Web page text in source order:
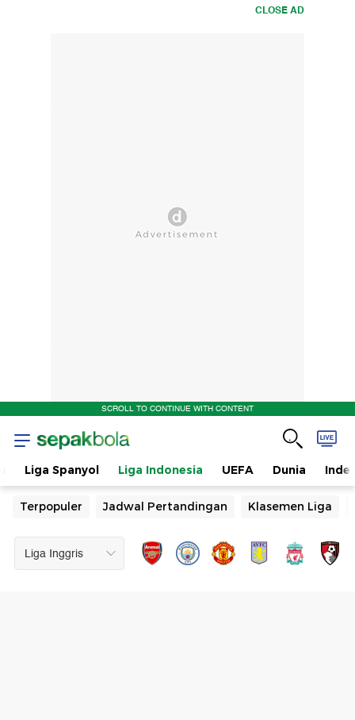
CLOSE AD
SCROLL TO CONTINUE WITH CONTENT
Liga Spanyol Liga Indonesia UEFA Dunia
Terpopuler Jadwal Pertandingan Klasemen Liga